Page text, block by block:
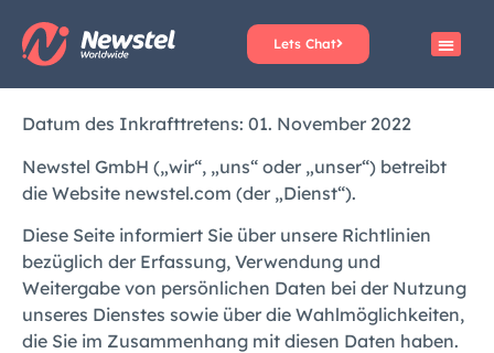
Lets Chat
Datum des Inkrafttretens: 01. November 2022
Newstel GmbH („wir“, „uns“ oder „unser“) betreibt
die Website newstel.com (der „Dienst“).
Diese Seite informiert Sie über unsere Richtlinien
bezüglich der Erfassung, Verwendung und
Weitergabe von persönlichen Daten bei der Nutzung
unseres Dienstes sowie über die Wahlmöglichkeiten,
die Sie im Zusammenhang mit diesen Daten haben.